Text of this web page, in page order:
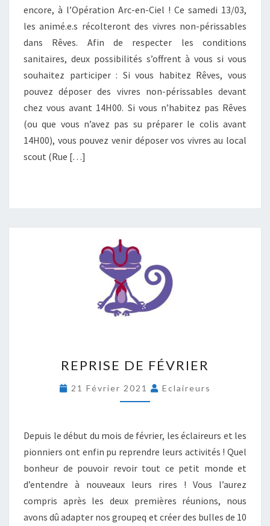
N
A
R
C
N
-
C
I
encore, à l’Opération Arc-en-Ciel ! Ce samedi 13/03,
les animé.e.s récolteront des vivres non-périssables
dans Rêves. Afin de respecter les conditions
sanitaires, deux possibilités s’offrent à vous si vous
souhaitez participer : Si vous habitez Rêves, vous
pouvez déposer des vivres non-périssables devant
chez vous avant 14H00. Si vous n’habitez pas Rêves
(ou que vous n’avez pas su préparer le colis avant
14H00), vous pouvez venir déposer vos vivres au local
scout (Rue […]
E
R
I
E
E
F
É
V
REPRISE DE FÉVRIER
21 Février 2021 Eclaireurs
Depuis le début du mois de février, les éclaireurs et les
pionniers ont enfin pu reprendre leurs activités ! Quel
bonheur de pouvoir revoir tout ce petit monde et
d’entendre à nouveaux leurs rires ! Vous l’aurez
compris après les deux premières réunions, nous
avons dû adapter nos groupeq et créer des bulles de 10